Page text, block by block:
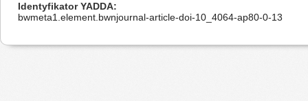
Identyfikator YADDA
bwmeta1.element.bwnjournal-article-doi-10_4064-ap80-0-13